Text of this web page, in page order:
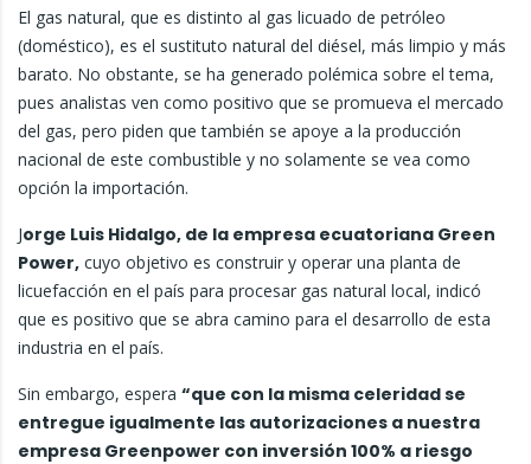
El gas natural, que es distinto al gas licuado de petróleo
(doméstico), es el sustituto natural del diésel, más limpio y más
barato. No obstante, se ha generado polémica sobre el tema,
pues analistas ven como positivo que se promueva el mercado
del gas, pero piden que también se apoye a la producción
nacional de este combustible y no solamente se vea como
opción la importación.
Jorge Luis Hidalgo, de la empresa ecuatoriana Green
Power, cuyo objetivo es construir y operar una planta de
licuefacción en el país para procesar gas natural local, indicó
que es positivo que se abra camino para el desarrollo de esta
industria en el país.
Sin embargo, espera “que con la misma celeridad se
entregue igualmente las autorizaciones a nuestra
empresa Greenpower con inversión 100% a riesgo